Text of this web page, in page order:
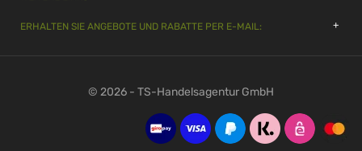
ERHALTEN SIE ANGEBOTE UND RABATTE PER E-MAIL:
© 2026 - TS-Handelsagentur GmbH